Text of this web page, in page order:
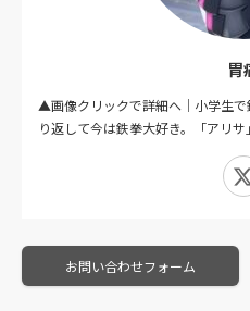
胃
▲画像クリックで詳細へ｜小学生
り返して今は鉄拳大好き。「アリ
お問い合わせフォーム